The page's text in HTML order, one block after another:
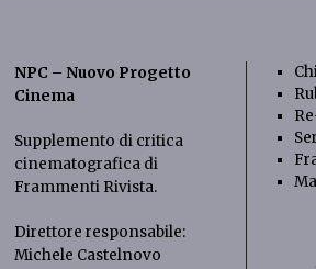
NPC – Nuovo Progetto
Cinema
Supplemento di critica
cinematografica di
Frammenti Rivista.
Direttore responsabile:
Michele Castelnovo